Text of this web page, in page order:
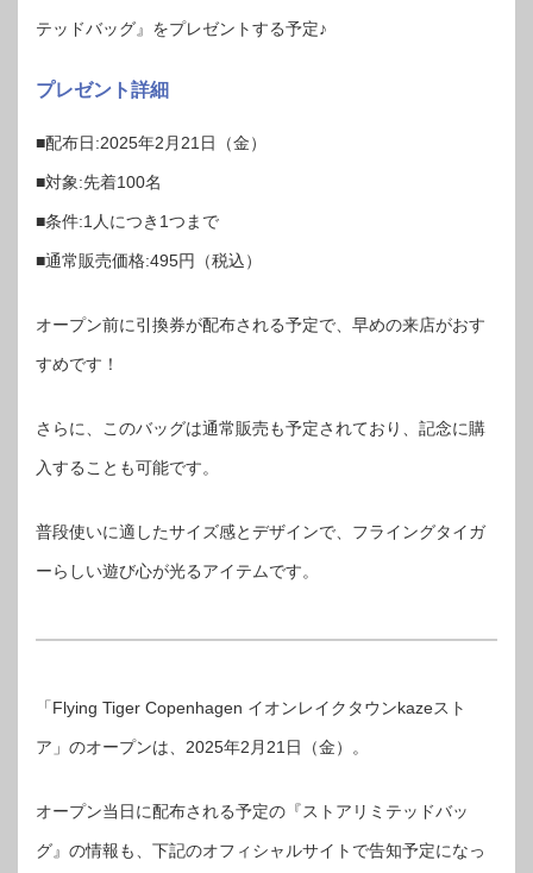
テッドバッグ』をプレゼントする予定♪
プレゼント詳細
■配布日:2025年2月21日（金）
■対象:先着100名
■条件:1人につき1つまで
■通常販売価格:495円（税込）
オープン前に引換券が配布される予定で、早めの来店がおす
すめです！
さらに、このバッグは通常販売も予定されており、記念に購
入することも可能です。
普段使いに適したサイズ感とデザインで、フライングタイガ
ーらしい遊び心が光るアイテムです。
「Flying Tiger Copenhagen イオンレイクタウンkazeスト
ア」のオープンは、2025年2月21日（金）。
オープン当日に配布される予定の『ストアリミテッドバッ
グ』の情報も、下記のオフィシャルサイトで告知予定になっ